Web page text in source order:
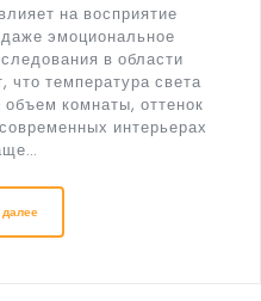
на восприятие
эмоциональное
в области
что температура света
комнаты, оттенок
интерьерах